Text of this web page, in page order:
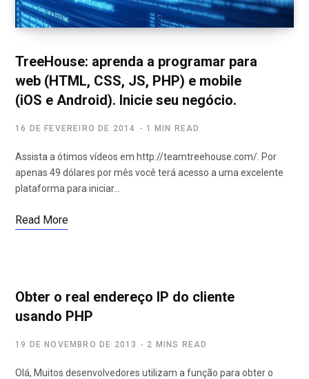
TreeHouse: aprenda a programar para
web (HTML, CSS, JS, PHP) e mobile
(iOS e Android). Inicie seu negócio.
16 DE FEVEREIRO DE 2014 1 MIN READ
Assista a ótimos vídeos em http://teamtreehouse.com/. Por
apenas 49 dólares por mês você terá acesso a uma excelente
plataforma para iniciar…
Read More
Obter o real endereço IP do cliente
usando PHP
19 DE NOVEMBRO DE 2013 2 MINS READ
Olá, Muitos desenvolvedores utilizam a função para obter o